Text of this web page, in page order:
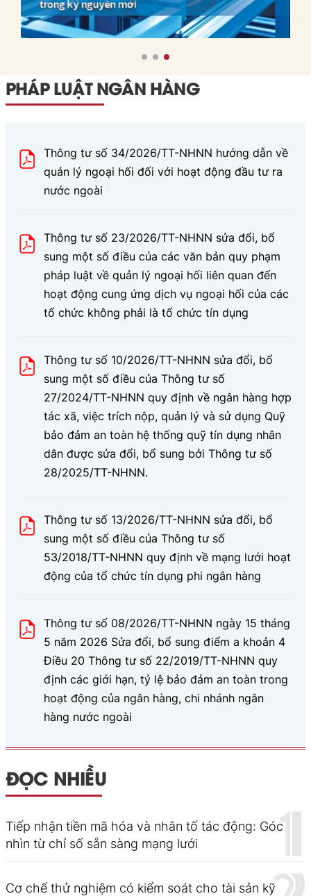
PHÁP LUẬT NGÂN HÀNG
Thông tư số 34/2026/TT-NHNN hướng dẫn về
quản lý ngoại hối đối với hoạt động đầu tư ra
nước ngoài
Thông tư số 23/2026/TT-NHNN sửa đổi, bổ
sung một số điều của các văn bản quy phạm
pháp luật về quản lý ngoại hối liên quan đến
hoạt động cung ứng dịch vụ ngoại hối của các
tổ chức không phải là tổ chức tín dụng
Thông tư số 10/2026/TT-NHNN sửa đổi, bổ
sung một số điều của Thông tư số
27/2024/TT-NHNN quy định về ngân hàng hợp
tác xã, việc trích nộp, quản lý và sử dụng Quỹ
bảo đảm an toàn hệ thống quỹ tín dụng nhân
dân được sửa đổi, bổ sung bởi Thông tư số
28/2025/TT-NHNN.
Thông tư số 13/2026/TT-NHNN sửa đổi, bổ
sung một số điều của Thông tư số
53/2018/TT-NHNN quy định về mạng lưới hoạt
động của tổ chức tín dụng phi ngân hàng
Thông tư số 08/2026/TT-NHNN ngày 15 tháng
5 năm 2026 Sửa đổi, bổ sung điểm a khoản 4
Điều 20 Thông tư số 22/2019/TT-NHNN quy
định các giới hạn, tỷ lệ bảo đảm an toàn trong
hoạt động của ngân hàng, chi nhánh ngân
hàng nước ngoài
ĐỌC NHIỀU
Tiếp nhận tiền mã hóa và nhân tố tác động: Góc
nhìn từ chỉ số sẵn sàng mạng lưới
Cơ chế thử nghiệm có kiểm soát cho tài sản kỹ